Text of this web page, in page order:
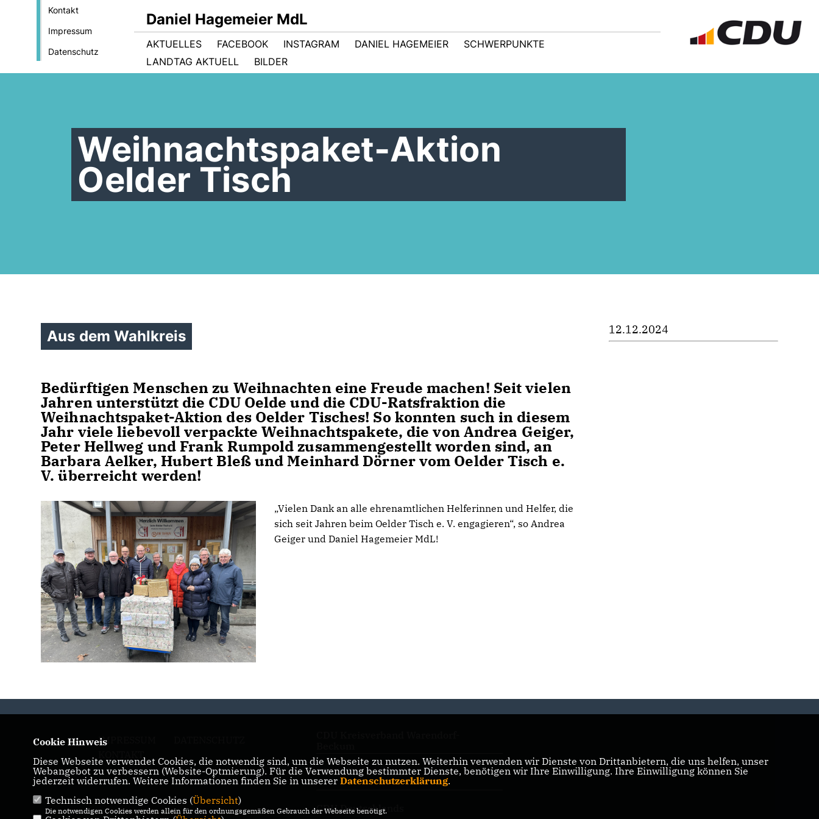
Kontakt
Impressum
Datenschutz
Daniel Hagemeier MdL
AKTUELLES FACEBOOK INSTAGRAM DANIEL HAGEMEIER
SCHWERPUNKTE
LANDTAG AKTUELL
BILDER
Weihnachtspaket-Aktion
Oelder Tisch
Aus dem Wahlkreis
Bedürftigen Menschen zu Weihnachten eine Freude machen! Seit vielen
Jahren unterstützt die CDU Oelde und die CDU-Ratsfraktion die
Weihnachtspaket-Aktion des Oelder Tisches! So konnten such in diesem
Jahr viele liebevoll verpackte Weihnachtspakete, die von Andrea Geiger,
Peter Hellweg und Frank Rumpold zusammengestellt worden sind, an
Barbara Aelker, Hubert Bleß und Meinhard Dörner vom Oelder Tisch e.
V. überreicht werden!
Vielen Dank an alle ehrenamtlichen Helferinnen und Helfer, die
sich seit Jahren beim Oelder Tisch e. V. engagieren“, so Andrea
Geiger und Daniel Hagemeier MdL!
12.12.2024
IMPRESSUM
CDU NRW
CDU Deutschlands
Cookie Hinweis
Diese Webseite verwendet Cookies, die notwendig sind, um die Webseite zu nutzen. Weiterhin verwenden wir Dienste von Drittanbietern, die uns helfen, unser
Webangebot zu verbessern (Website-Optmierung). Für die Verwendung bestimmter Dienste, benötigen wir Ihre Einwilligung. Ihre Einwilligung können Sie
jederzeit widerrufen. Weitere Informationen finden Sie in unserer Datenschutzerklärung.
Technisch notwendige Cookies (Übersicht)
Die notwendigen Cookies werden allein für den ordnungsgemäßen Gebrauch der Webseite benötigt.